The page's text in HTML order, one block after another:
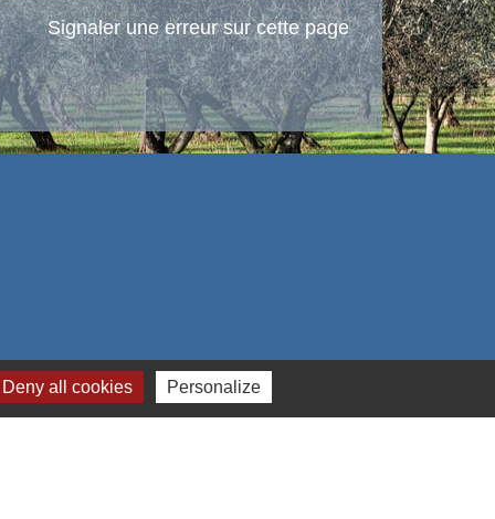
Signaler une erreur sur cette page
Deny all cookies Personalize